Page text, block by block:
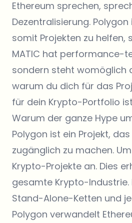
Ethereum sprechen,
Dezentralisierung.
somit Projekten zu helfen,
MATIC hat performance-
sondern steht womöglich
warum du dich für das
für dein Krypto-Portfolio
Warum der ganze Hype
Polygon ist ein Projekt,
zugänglich zu machen.
Krypto-Projekte an. Dies
gesamte Krypto-Industrie.
Stand-Alone-Ketten und
Polygon verwandelt